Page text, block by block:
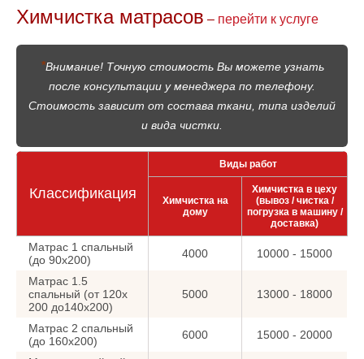
Химчистка матрасов – перейти к услуге
*Внимание! Точную стоимость Вы можете узнать
после консультации у менеджера по телефону.
Стоимость зависит от состава ткани, типа изделий
и вида чистки.
Классификация
Виды работ
Химчистка на
дому
Химчистка в цеху
(вывоз / чистка /
погрузка в машину /
доставка)
Матрас 1 спальный
(до 90х200)
4000 10000 - 15000
Матрас 1.5
спальный (от 120х
200 до140х200)
5000 13000 - 18000
Матрас 2 спальный
(до 160х200)
6000 15000 - 20000